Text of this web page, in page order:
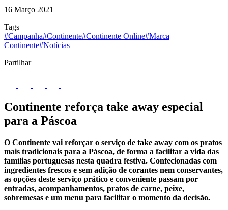
16 Março 2021
Tags
#Campanha#Continente#Continente Online#Marca
Continente#Notícias
Partilhar
Continente reforça take away especial
para a Páscoa
O Continente vai reforçar o serviço de take away com os pratos
mais tradicionais para a Páscoa, de forma a facilitar a vida das
famílias portuguesas nesta quadra festiva. Confecionadas com
ingredientes frescos e sem adição de corantes nem conservantes,
as opções deste serviço prático e conveniente passam por
entradas, acompanhamentos, pratos de carne, peixe,
sobremesas e um menu para facilitar o momento da decisão.